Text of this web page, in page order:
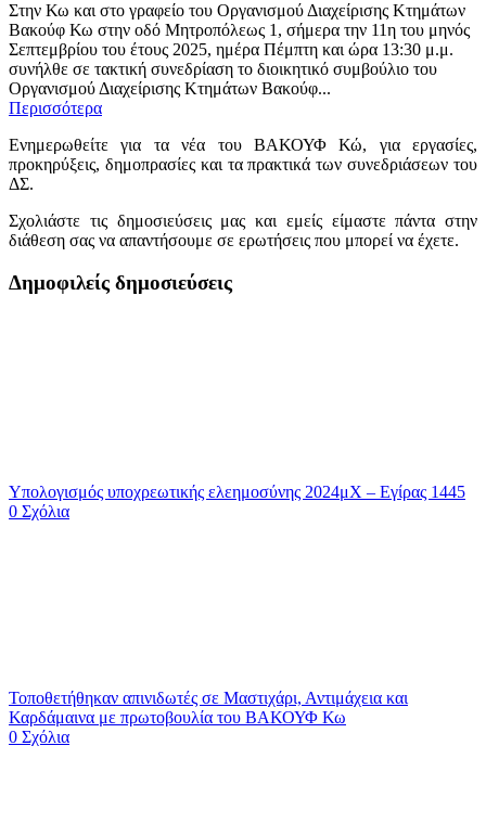
Στην Κω και στο γραφείο του Οργανισμού Διαχείρισης Κτημάτων
Βακούφ Κω στην οδό Μητροπόλεως 1, σήμερα την 11η του μηνός
Σεπτεμβρίου του έτους 2025, ημέρα Πέμπτη και ώρα 13:30 μ.μ.
συνήλθε σε τακτική συνεδρίαση το διοικητικό συμβούλιο του
Οργανισμού Διαχείρισης Κτημάτων Βακούφ...
Περισσότερα
Ενημερωθείτε για τα νέα του ΒΑΚΟΥΦ Κώ, για εργασίες,
προκηρύξεις, δημοπρασίες και τα πρακτικά των συνεδριάσεων του
ΔΣ.
Σχολιάστε τις δημοσιεύσεις μας και εμείς είμαστε πάντα στην
διάθεση σας να απαντήσουμε σε ερωτήσεις που μπορεί να έχετε.
Δημοφιλείς δημοσιεύσεις
Υπολογισμός υποχρεωτικής ελεημοσύνης 2024μΧ – Εγίρας 1445
0 Σχόλια
Τοποθετήθηκαν απινιδωτές σε Μαστιχάρι, Αντιμάχεια και
Καρδάμαινα με πρωτοβουλία του ΒΑΚΟΥΦ Κω
0 Σχόλια